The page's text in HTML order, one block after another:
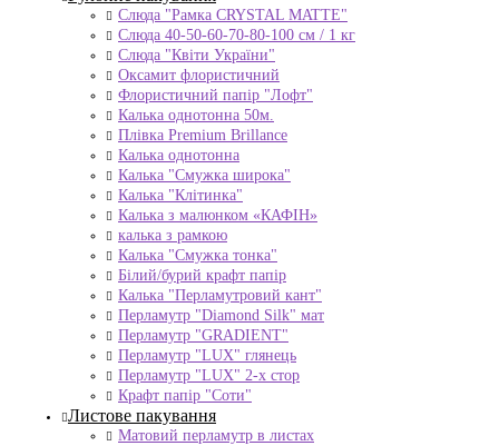
Слюда "Рамка CRYSTAL MATTE"
Слюда 40-50-60-70-80-100 см / 1 кг
Слюда "Квіти України"
Оксамит флористичний
Флористичний папір "Лофт"
Калька однотонна 50м.
Плівка Premium Brillance
Калька однотонна
Калька "Смужка широка"
Калька "Клітинка"
Калька з малюнком «КАФІН»
калька з рамкою
Калька "Смужка тонка"
Білий/бурий крафт папір
Калька "Перламутровий кант"
Перламутр "Diamond Silk" мат
Перламутр "GRADIENT"
Перламутр "LUX" глянець
Перламутр "LUX" 2-х стор
Крафт папір "Соти"
Листове пакування
Матовий перламутр в листах